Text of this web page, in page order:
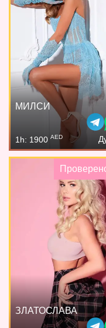
МИЛСИ
1h: 1900 AED
ЗЛАТОСЛАВА